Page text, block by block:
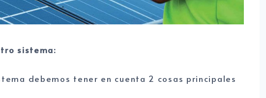
sistema:
debemos tener en cuenta 2 cosas principales